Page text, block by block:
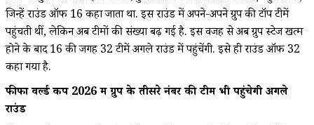
जिन्हें राउंड ऑफ 16 कहा जाता था. इस राउंड में अपने-अपने ग्रुप की टॉप टीमें
पहुंचती थीं, लेकिन अब टीमों की संख्या बढ़ गई है. इस वजह से अब ग्रुप स्टेज खत्म
होने के बाद 16 की जगह 32 टीमें अगले राउंड में पहुंचेंगी. इसे ही राउंड ऑफ 32
कहा गया है.
फीफा वर्ल्ड कप 2026 में ग्रुप के तीसरे नंबर की टीम भी पहुंचेगी अगले
राउंड